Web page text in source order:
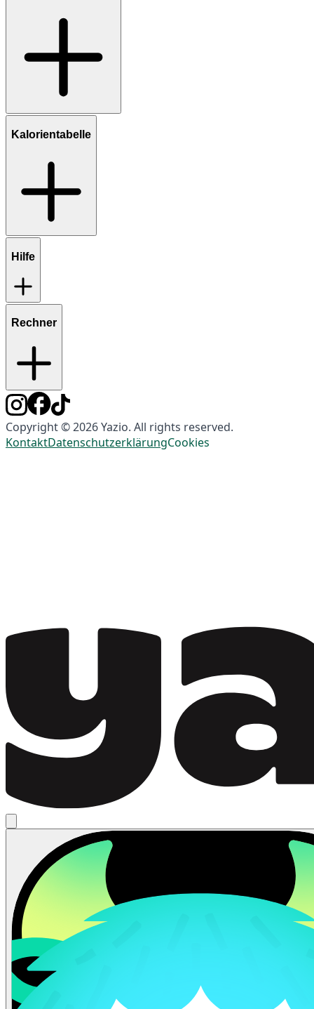
Kalorientabelle
Hilfe
Rechner
Copyright © 2026 Yazio. All rights reserved.
KontaktDatenschutzerklärungCookies